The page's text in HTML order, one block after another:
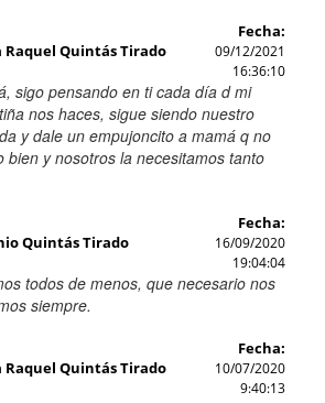
Quintás Tirado
Fecha:
09/12/2021
16:36:10
sigo pensando en ti cada día d mi
nos haces, sigue siendo nuestro
y dale un empujoncito a mamá q no
bien y nosotros la necesitamos tanto
Quintás Tirado
Fecha:
16/09/2020
19:04:04
todos de menos, que necesario nos
siempre.
Quintás Tirado
Fecha:
10/07/2020
9:40:13